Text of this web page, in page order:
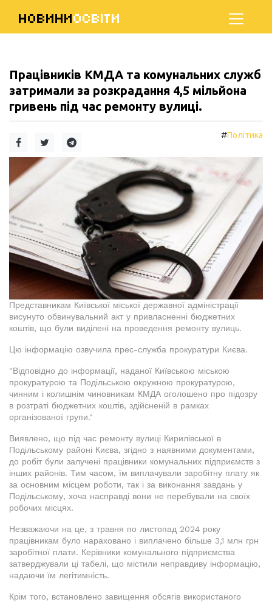
НОВИНИОСВІТИ
Працівників КМДА та комунальних служб
затримали за розкрадання 4,5 мільйона
гривень під час ремонту вулиці.
#Політика
Представникам Київської міської державної адміністрації
висунуто обвинувальний акт у привласненні бюджетних
коштів, що були виділені на проведення ремонту вулиць.
Цю інформацію озвучила прес-служба прокуратури Києва.
"Відповідно до інформації, наданої Київською міською
прокуратурою та Подільською окружною прокуратурою,
чинним і колишнім чиновникам КМДА оголошено про підозру
в розтраті бюджетних коштів, здійсненій в рамках
організованої групи."
Виявлено, що під час ремонту вулиці Кирилівської в
Подільському районі Києва, згідно з наявними документами,
до робіт були залучені працівники комунальних підприємств з
інших районів. Тим часом, їм виплачували заробітну плату як
за основним місцем роботи, так і за виконання завдань у
Подільському, хоча насправді вони не перебували на своїх
робочих місцях.
Незважаючи на це, з травня по листопад 2024 року
працівникам було нараховано і виплачено більше 3,1 млн грн
заробітної плати. Керівники комунального підприємства
затверджували ці табелі, що містили неправдиву інформацію,
надаючи їм легітимність.
Крім того, встановлено завищення обсягів використаного